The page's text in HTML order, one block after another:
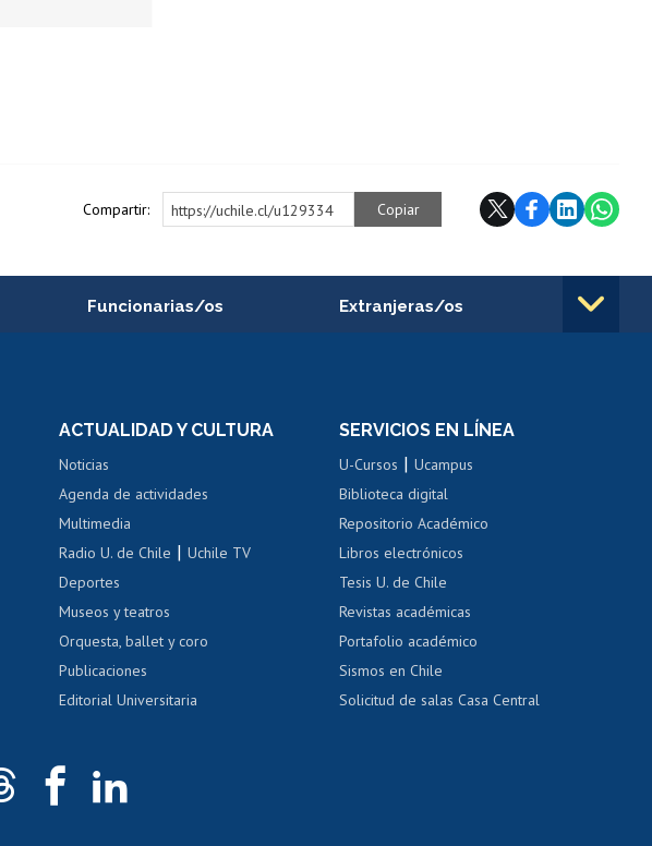
Compartir: https://uchile.cl/u129334 Copiar
Funcionarias/os
Portal de movilidad interna
Certificado de renta
Certificado de renta
Extranjeras/os
Cursos de español
Acoso laboral, sexual y violencia Denuncias administrativas
ACTUALIDAD Y CULTURA
Noticias
Agenda de actividades
Multimedia
Radio U. de Chile |Uchile TV
Deportes
Museos y teatros
Orquesta, ballet y coro
Publicaciones
Editorial Universitaria
SERVICIOS EN LÍNEA
U-Cursos |Ucampus
Biblioteca digital
Repositorio Académico
Libros electrónicos
Tesis U. de Chile
Revistas académicas
Portafolio académico
Sismos en Chile
Solicitud de salas Casa Central